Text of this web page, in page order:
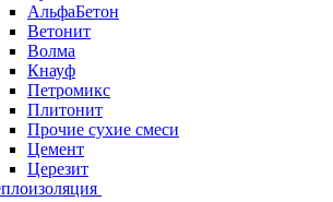
АльфаБетон
Ветонит
Волма
Кнауф
Петромикс
Плитонит
Прочие сухие смеси
Цемент
Церезит